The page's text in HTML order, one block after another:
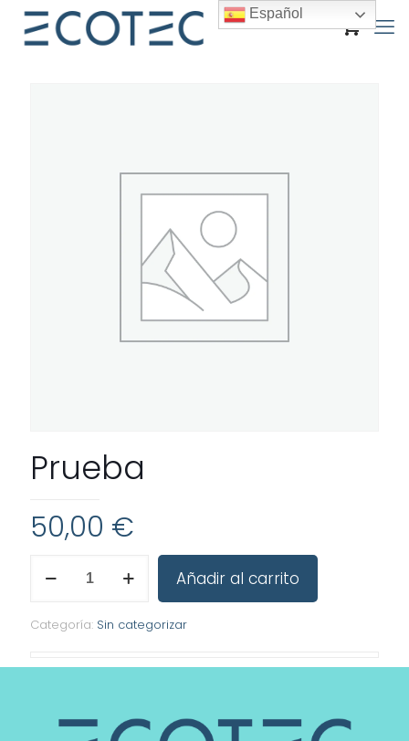
Prueba
50,00 €
cantidad
Añadir al carrito
Categoría: Sin categorizar
Español